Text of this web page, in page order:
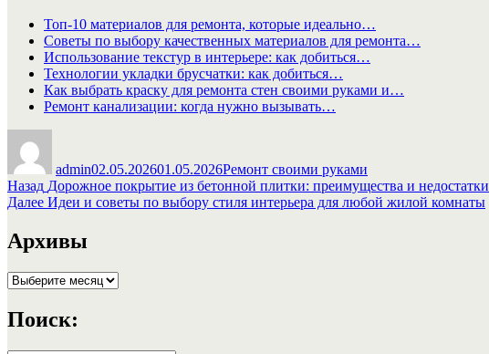
Топ-10 материалов для ремонта, которые идеально…
Советы по выбору качественных материалов для ремонта…
Использование текстур в интерьере: как добиться…
Технологии укладки брусчатки: как добиться…
Как выбрать краску для ремонта стен своими руками и…
Ремонт канализации: когда нужно вызывать…
admin02.05.202601.05.2026Ремонт своими руками
Навигация
по
записям
Назад Предыдущая
запись:
Дорожное покрытие из бетонной плитки: преимущества и недостатки
Далее Следующая
Идеи и советы по выбору стиля интерьера для любой жилой комнаты
Архивы
Архивы
Поиск: